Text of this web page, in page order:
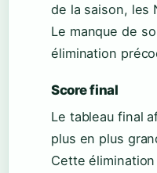
de la saison, les
Le manque de
élimination
Score final
Le tableau final
plus en plus
Cette